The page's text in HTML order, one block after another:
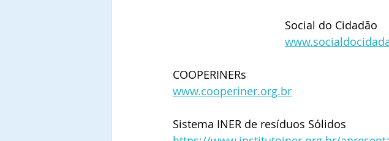
Social do Cidadão
COOPERINERs
www.cooperiner.org.br
Sistema INER de resíduos Sólidos